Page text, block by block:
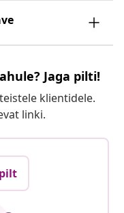
Jaga pilti!
klientidele.
linki.